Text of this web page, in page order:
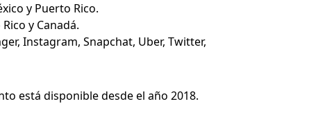
y Puerto Rico.
y Canadá.
Instagram, Snapchat, Uber, Twitter,
está disponible desde el año 2018.